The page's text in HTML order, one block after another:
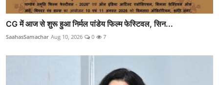
CG में आज से शुरू हुआ निर्मल पांडेय फिल्म फेस्टिवल, सिन...
SaahasSamachar Aug 10, 2026 0 7